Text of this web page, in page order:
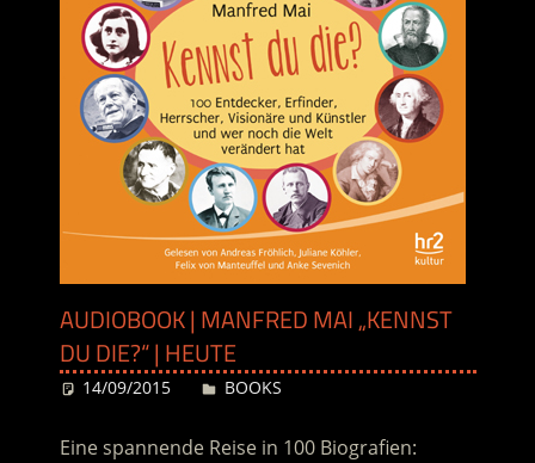
AUDIOBOOK | MANFRED MAI „KENNST
DU DIE?“ | HEUTE
14/09/2015 Desiree
BOOKS
Eine spannende Reise in 100 Biografien: